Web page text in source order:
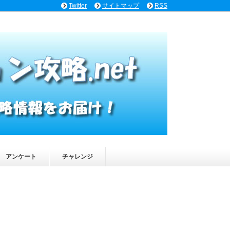
アンケート チャレンジ
Twitter サイトマップ RSS